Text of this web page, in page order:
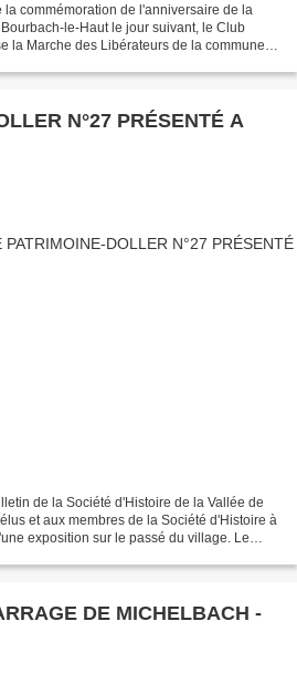
la commémoration de l'anniversaire de la
le-Haut le jour suivant, le Club
la Marche des Libérateurs de la commune
N°27 PRÉSENTÉ A
de la Société d'Histoire de la Vallée de
et aux membres de la Société d'Histoire à
exposition sur le passé du village. Le
DE MICHELBACH -